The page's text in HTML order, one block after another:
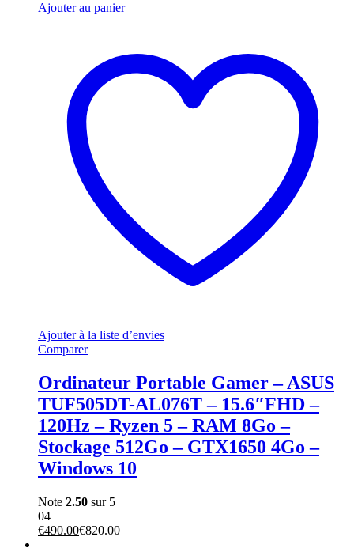
Ajouter au panier
Ajouter à la liste d’envies
Comparer
Ordinateur Portable Gamer – ASUS
TUF505DT-AL076T – 15.6″FHD –
120Hz – Ryzen 5 – RAM 8Go –
Stockage 512Go – GTX1650 4Go –
Windows 10
Note 2.50 sur 5
04
€490.00€820.00